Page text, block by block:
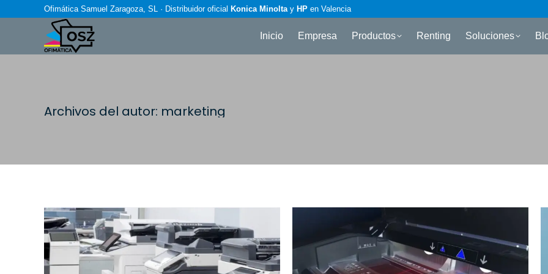
Ofimática Samuel Zaragoza, SL · Distribuidor oficial Konica Minoltay HP en Valencia
Inicio Empresa Productos Renting Soluciones
Archivos del autor: marketing